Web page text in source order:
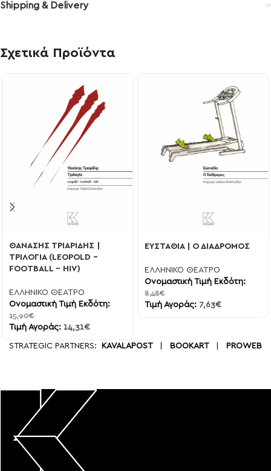
Shipping & Delivery
Σχετικά Προϊόντα
ΘΑΝΑΣΗΣ ΤΡΙΑΡΙΔΗΣ |
ΤΡΙΛΟΓΙΑ (LEOPOLD –
FOOTBALL – HIV)
ΕΛΛΗΝΙΚΟ ΘΕΑΤΡΟ
Ονομαστική Τιμή Εκδότη:
15,90€
Τιμή Αγοράς: 14,31€
ΕΥΣΤΑΘΙΑ | Ο ΔΙΑΔΡΟΜΟΣ
ΕΛΛΗΝΙΚΟ ΘΕΑΤΡΟ
Ονομαστική Τιμή Εκδότη:
8,48€
Τιμή Αγοράς: 7,63€
STRATEGIC PARTNERS: KAVALAPOST| BOOKART| PROWEB